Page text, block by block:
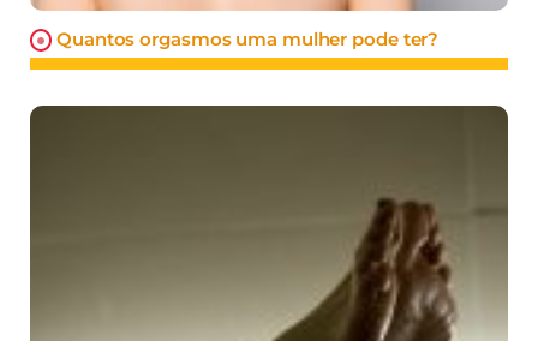
Quantos orgasmos uma mulher pode ter?